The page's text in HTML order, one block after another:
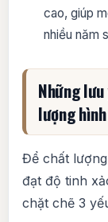
cao, giúp
nhiều năm
Những
lượng
Để chất
đạt độ tinh
chặt chẽ 3